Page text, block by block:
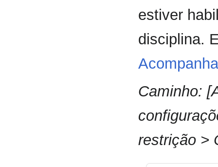
estiver
disciplina.
Caminho:
restrição >